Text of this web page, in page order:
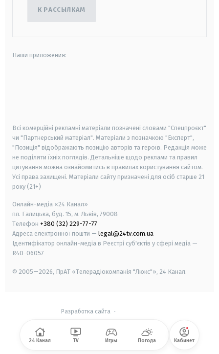
К РАССЫЛКАМ
Наши приложения:
Всі комерційні рекламні матеріали позначені словами "Спецпроєкт"
чи "Партнерський матеріал". Матеріали з позначкою "Експерт",
"Позиція" відображають позицію авторів та героїв. Редакція може
не поділяти їхніх поглядів. Детальніше щодо реклами та правил
цитування можна ознайомитись в правилах користування сайтом.
Усі права захищені. Матеріали сайту призначені для осіб старше 21
року (21+)
Онлайн-медіа «24 Канал»
пл. Галицька, буд. 15, м. Львів, 79008
Телефон +380 (32) 229-77-77
Адреса електронної пошти — legal@24tv.com.ua
Ідентифікатор онлайн-медіа в Реєстрі суб'єктів у сфері медіа —
R40-06057
© 2005—2026, ПрАТ «Телерадіокомпанія "Люкс"», 24 Канал.
Разработка сайта -
24 Канал TV Игры Погода Кабинет